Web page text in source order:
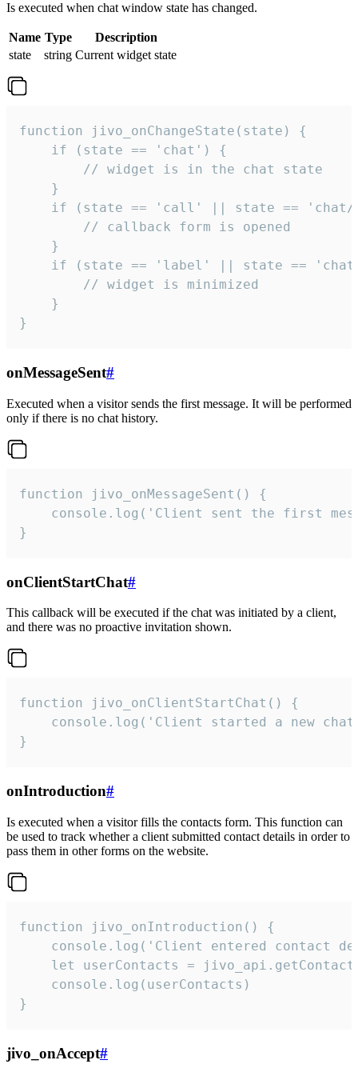
Is executed when chat window state has changed.
Name Type
Description
state
string Current widget state
function jivo_onChangeState(state) {
    if (state == 'chat') {
        // widget is in the chat state
    }
if (state == 'call' || state ==
        // callback form is opened
    }
if (state == 'label' || state ==
        // widget is minimized
    }
}
onMessageSent#
Executed when a visitor sends the first message. It will be performed
only if there is no chat history.
function jivo_onMessageSent() {
console.log('Client sent the first
}
onClientStartChat#
This callback will be executed if the chat was initiated by a client,
and there was no proactive invitation shown.
function jivo_onClientStartChat() {
console.log('Client started a new
}
onIntroduction#
Is executed when a visitor fills the contacts form. This function can
be used to track whether a client submitted contact details in order to
pass them in other forms on the website.
function jivo_onIntroduction() {
console.log('Client entered contact
let userContacts =
    console.log(userContacts)
}
jivo_onAccept#